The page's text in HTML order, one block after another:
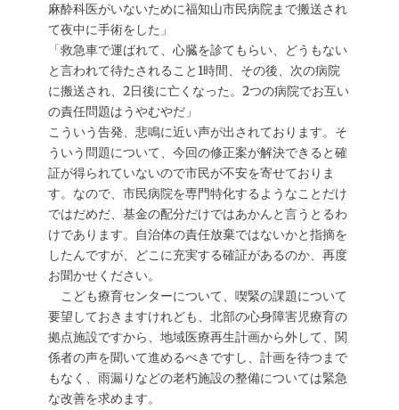
麻酔科医がいないために福知山市民病院まで搬送され
て夜中に手術をした」
「救急車で運ばれて、心臓を診てもらい、どうもない
と言われて待たされること1時間、その後、次の病院
に搬送され、2日後に亡くなった。2つの病院でお互い
の責任問題はうやむやだ」
こういう告発、悲鳴に近い声が出されております。そ
ういう問題について、今回の修正案が解決できると確
証が得られていないので市民が不安を寄せておりま
す。なので、市民病院を専門特化するようなことだけ
ではだめだ、基金の配分だけではあかんと言うとるわ
けであります。自治体の責任放棄ではないかと指摘を
したんですが、どこに充実する確証があるのか、再度
お聞かせください。
こども療育センターについて、喫緊の課題について
要望しておきますけれども、北部の心身障害児療育の
拠点施設ですから、地域医療再生計画から外して、関
係者の声を聞いて進めるべきですし、計画を待つまで
もなく、雨漏りなどの老朽施設の整備については緊急
な改善を求めます。